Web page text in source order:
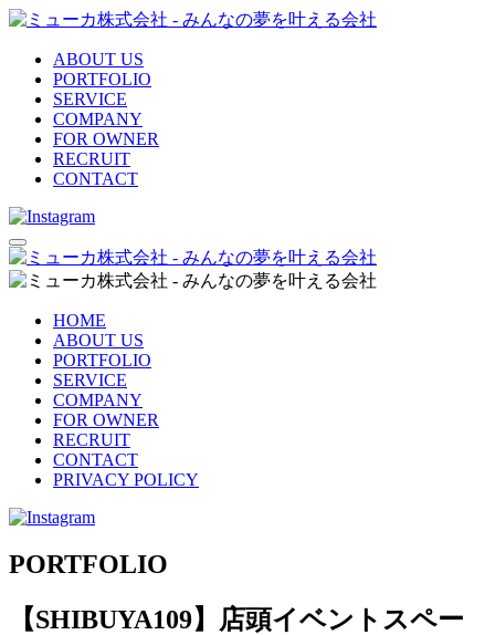
ABOUT US
PORTFOLIO
SERVICE
COMPANY
FOR OWNER
RECRUIT
CONTACT
HOME
ABOUT US
PORTFOLIO
SERVICE
COMPANY
FOR OWNER
RECRUIT
CONTACT
PRIVACY POLICY
PORTFOLIO
【SHIBUYA109】店頭イベントスペー